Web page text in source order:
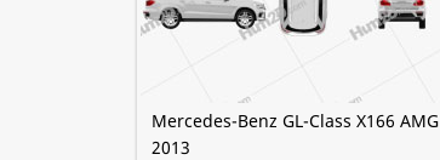
Mercedes-Benz GL-Class X166 AMG
2013